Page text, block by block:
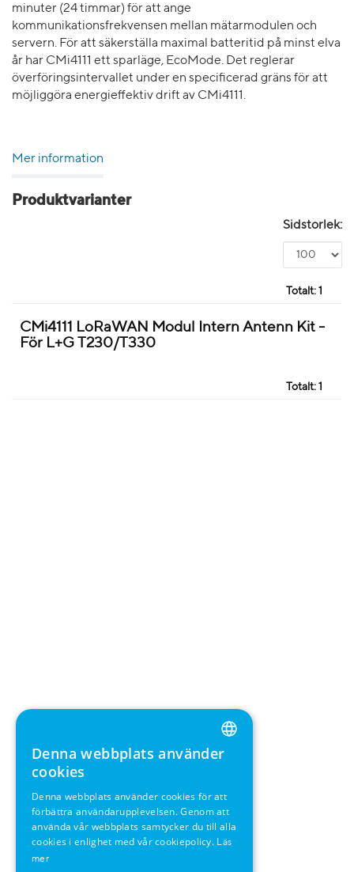
minuter (24 timmar) för att ange
kommunikationsfrekvensen mellan mätarmodulen och
servern. För att säkerställa maximal batteritid på minst elva
år har CMi4111 ett sparläge, EcoMode. Det reglerar
överföringsintervallet under en specificerad gräns för att
möjliggöra energieffektiv drift av CMi4111.
Mer information
Produktvarianter
Sidstorlek:
Totalt: 1
CMi4111 LoRaWAN Modul Intern Antenn Kit -
För L+G T230/T330
Totalt: 1
ENGLISH
SWEDISH
FRENCH
Denna webbplats använder
cookies
Denna webbplats använder cookies för att
förbättra användarupplevelsen. Genom att
använda vår webbplats samtycker du till alla
cookies i enlighet med vår cookiepolicy. Läs
mer